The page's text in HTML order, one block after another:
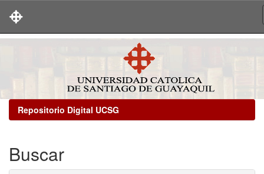
Repositorio Digital UCSG
Buscar